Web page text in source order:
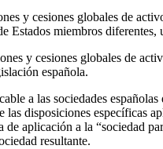
y cesiones globales de
Estados miembros diferentes,
y cesiones globales de
española.
a las sociedades
las disposiciones específicas
de aplicación a la “sociedad
resultante.